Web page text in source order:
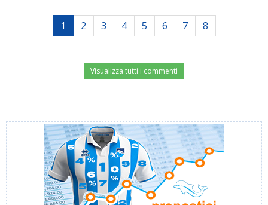
1 2 3 4 5 6 7 8
Visualizza tutti i commenti